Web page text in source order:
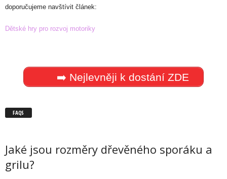
doporučujeme navštívit článek:
Dětské hry pro rozvoj motoriky
➡️ Nejlevněji k dostání ZDE
FAQS
Jaké jsou rozměry dřevěného sporáku a
grilu?